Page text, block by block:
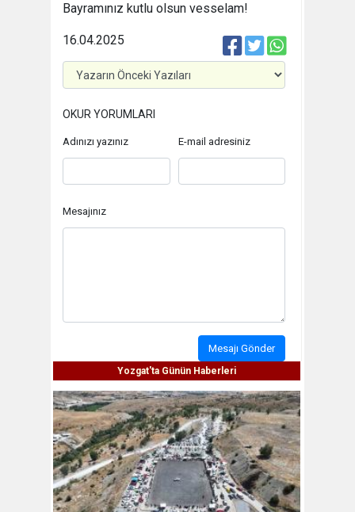
Bayramınız kutlu olsun vesselam!
16.04.2025
OKUR YORUMLARI
Adınızı yazınız E-mail adresiniz
Mesajınız
Mesajı Gönder
Yozgat'ta Günün Haberleri